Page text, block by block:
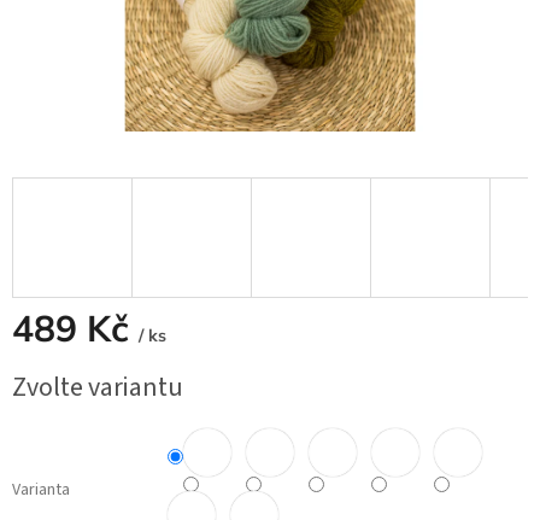
489 Kč / ks
cena:
Zvolte variantu
Varianta